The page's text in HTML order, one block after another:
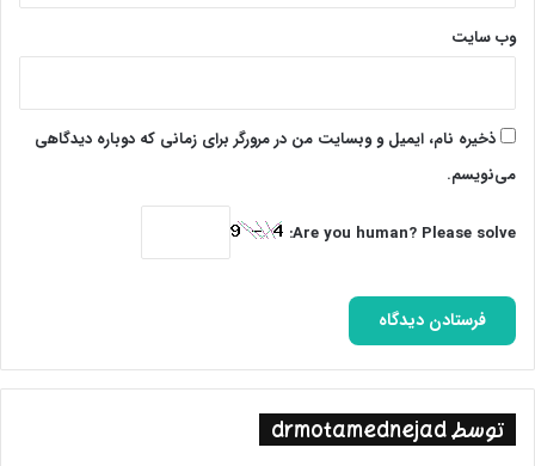
وب‌ سایت
ذخیره نام، ایمیل و وبسایت من در مرورگر برای زمانی که دوباره دیدگاهی
می‌نویسم.
Are you human? Please solve:
توسط drmotamednejad